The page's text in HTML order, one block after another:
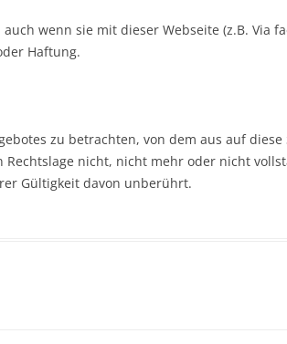
wenn sie mit dieser Webseite (z.B. Via
Haftung.
zu betrachten, von dem aus auf
nicht, nicht mehr oder nicht
Gültigkeit davon unberührt.